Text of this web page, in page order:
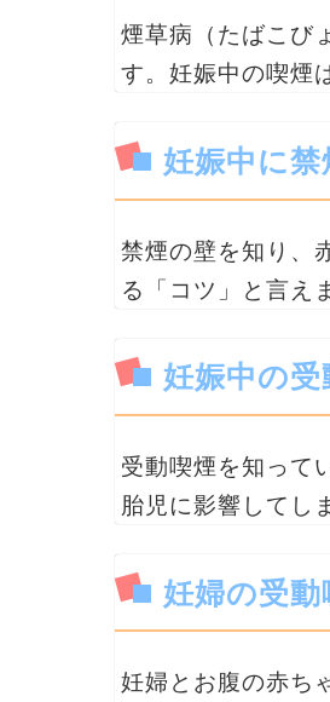
煙草病（たばこび
す。妊娠中の喫煙
妊娠中に
禁煙の壁を知り、
る「コツ」と言え
妊娠中の
受動喫煙を知って
胎児に影響してし
妊婦の受
妊婦とお腹の赤ち